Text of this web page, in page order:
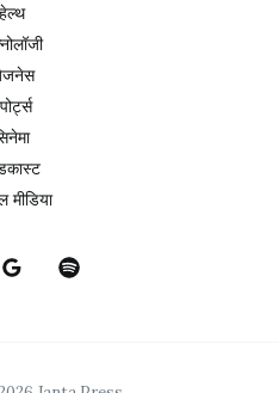
हेल्थ
मीडिया